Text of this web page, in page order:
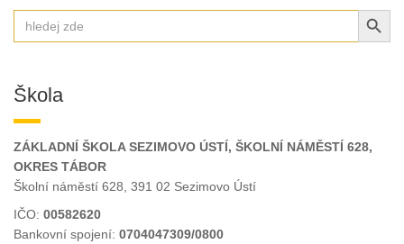
Search
for:
SEARCH
Škola
ZÁKLADNÍ ŠKOLA SEZIMOVO ÚSTÍ, ŠKOLNÍ NÁMĚSTÍ 628,
OKRES TÁBOR
Školní náměstí 628, 391 02 Sezimovo Ústí
IČO: 00582620
Bankovní spojení: 0704047309/0800